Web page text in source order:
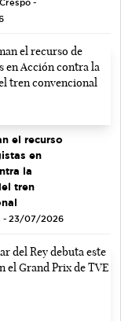
-
el recurso
en
la
tren
- 23/07/2026